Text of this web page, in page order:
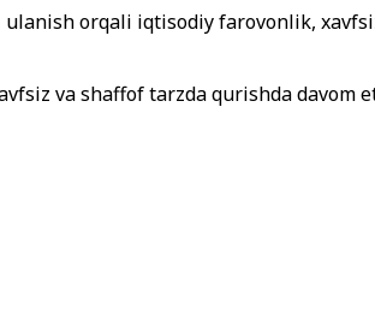
orqali iqtisodiy farovonlik,
va shaffof tarzda qurishda davom